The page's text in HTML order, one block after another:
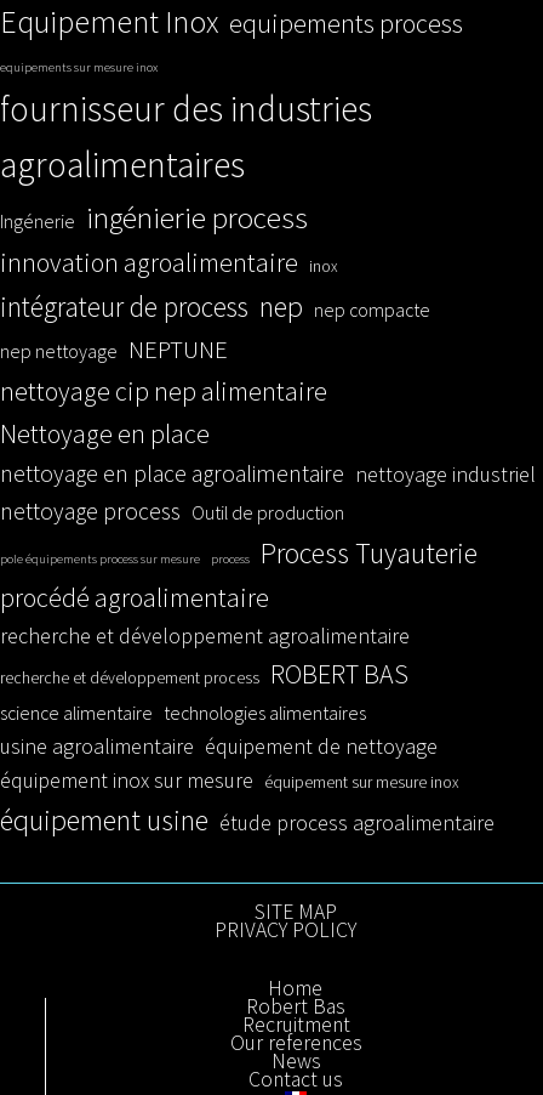
Equipement Inox equipements process
equipements sur mesure inox
fournisseur des industries
agroalimentaires
Ingénerie ingénierie process
innovation agroalimentaire inox
intégrateur de process nep nep compacte
nep nettoyage NEPTUNE
nettoyage cip nep alimentaire
Nettoyage en place
nettoyage en place agroalimentaire nettoyage industriel
nettoyage process Outil de production
pole équipements process sur mesure process Process Tuyauterie
procédé agroalimentaire
recherche et développement agroalimentaire
recherche et développement process ROBERT BAS
science alimentaire technologies alimentaires
usine agroalimentaire équipement de nettoyage
équipement inox sur mesure
équipement sur mesure inox
équipement usine étude process agroalimentaire
SITE MAP
PRIVACY POLICY
Home
Robert Bas
Recruitment
Our references
News
Contact us